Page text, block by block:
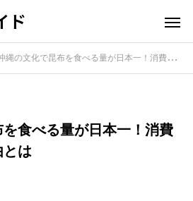
ド
縄の文化で昆布を食べる量が日本一！消費が多い驚きの理由とは
食べる量が日本一！消費
とは